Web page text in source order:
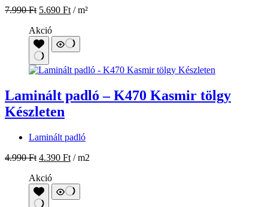
7.990Ft 5.690 Ft / m²
Akció
Laminált padló – K470 Kasmir tölgy
Készleten
Laminált padló
4.990Ft 4.390 Ft / m2
Akció